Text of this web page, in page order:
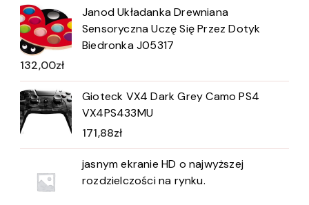
Janod Układanka Drewniana
Sensoryczna Uczę Się Przez Dotyk
Biedronka J05317
132,00zł
Gioteck VX4 Dark Grey Camo PS4
VX4PS433MU
171,88zł
jasnym ekranie HD o najwyższej
rozdzielczości na rynku.